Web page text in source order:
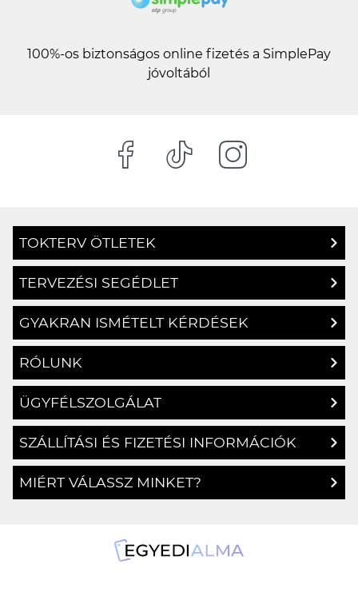
100%-os biztonságos online fizetés a SimplePay
jóvoltából
TOKTERV ÖTLETEK
TERVEZÉSI SEGÉDLET
GYAKRAN ISMÉTELT KÉRDÉSEK
RÓLUNK
ÜGYFÉLSZOLGÁLAT
SZÁLLÍTÁSI ÉS FIZETÉSI INFORMÁCIÓK
MIÉRT VÁLASSZ MINKET?